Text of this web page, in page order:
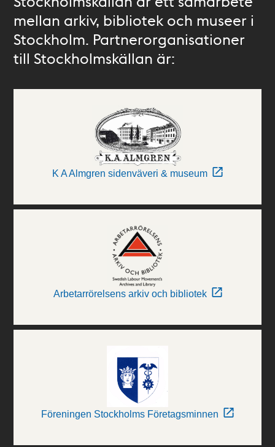
mellan arkiv, bibliotek och museer i
Stockholm. Partnerorganisationer
till Stockholmskällan är:
K A Almgren sidenväveri & museum
Arbetarrörelsens arkiv och bibliotek
Föreningen Stockholms Företagsminnen